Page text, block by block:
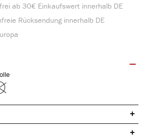
ab 30€ Einkaufswert innerhalb DE
Rücksendung innerhalb DE